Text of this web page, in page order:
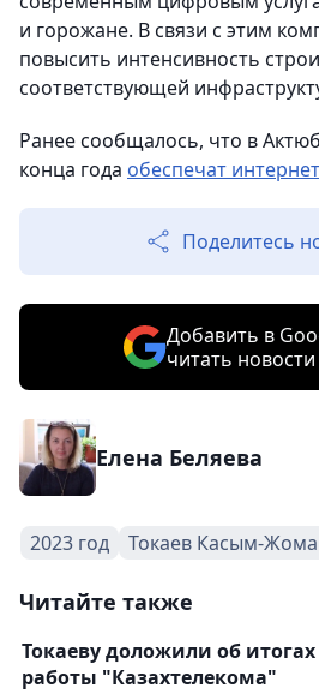
и горожане. В связи с этим
повысить интенсивность
соответствующей
Ранее сообщалось, что в
конца года обеспечат
Поделитесь
Добавить в
читать
Елена Беляева
2023 год Токаев Касым-
Читайте также
Токаеву доложили об итогах
работы "Казахтелекома"